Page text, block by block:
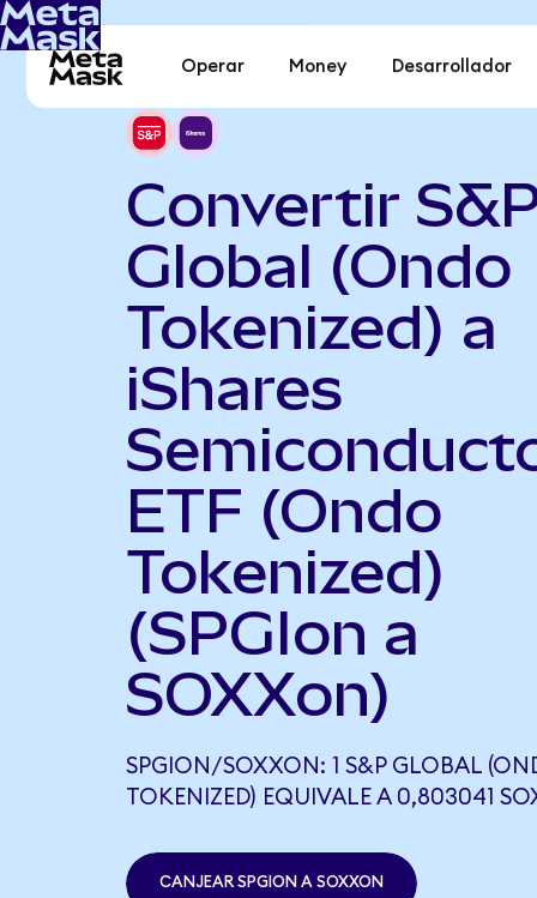
Operar Money Desarrollador
Convertir
Global (Ondo
Tokenized) a
iShares
ETF (Ondo
Tokenized)
(SPGIon a
SOXXon)
SPGION/SOXXON: 1 S&P GLOBAL
TOKENIZED) EQUIVALE A 0,803041
CANJEAR SPGION A SOXXON